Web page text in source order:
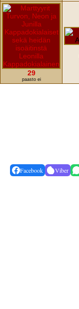
29
paasto ei
Facebook Viber